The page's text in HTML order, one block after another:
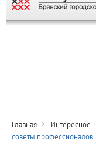
Главная Интересное
советы профессионалов